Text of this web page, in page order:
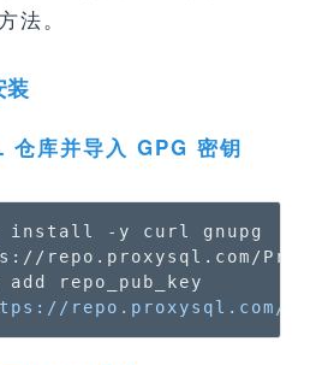
法。
装
库并导入 GPG 密钥
install -y curl gnupg
repo.proxysql.com/
repo.proxysql.com/